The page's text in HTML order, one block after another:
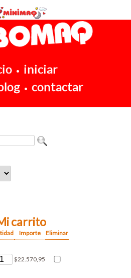
• iniciar
• contactar
carrito
Importe Eliminar
$22.570,95